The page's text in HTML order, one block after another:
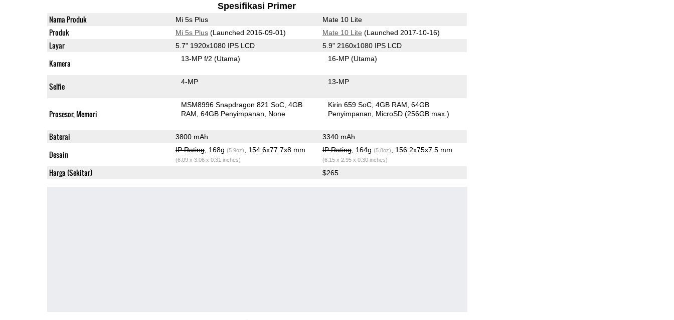
Spesifikasi Primer
Nama Produk Mi 5s Plus Mate 10 Lite
Produk Mi 5s Plus(Launched 2016-09-01) Mate 10 Lite (Launched 2017-10-16)
Layar 5.7" 1920x1080 IPS LCD 5.9" 2160x1080 IPS LCD
Kamera 13-MP f/2(Utama) 16-MP(Utama)
Selfie 4-MP 13-MP
Prosesor, Memori
MSM8996 Snapdragon 821 SoC 4GB
RAM 64GB Penyimpanan None
Kirin 659 SoC 4GB RAM 64GB
Penyimpanan
MicroSD (256GB max.)
Baterai 3800 mAh 3340 mAh
Desain IP Rating, 168g (5.9oz) , 154.6x77.7x8 mm
(6.09 x 3.06 x 0.31 inches)
IP Rating, 164g (5.8oz) , 156.2x75x7.5 mm
(6.15 x 2.95 x 0.30 inches)
Harga (Sekitar) $265